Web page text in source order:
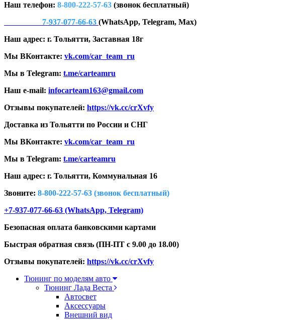
Наш телефон: 8-800-222-57-63 (звонок бесплатный)
7-937-077-66-63 (WhatsApp, Telegram, Max)
Наш адрес: г. Тольятти, Заставная 18г
Мы ВКонтакте: vk.com/car_team_ru
Мы в Telegram: t.me/carteamru
Наш e-mail: infocarteam163@gmail.com
Отзывы покупателей: https://vk.cc/crXvfy
Доставка из Тольятти по России и СНГ
Мы ВКонтакте: vk.com/car_team_ru
Мы в Telegram: t.me/carteamru
Наш адрес: г. Тольятти, Коммунальная 16
Звоните: 8-800-222-57-63 (звонок бесплатный)
+7-937-077-66-63 (WhatsApp, Telegram)
Безопасная оплата банковскими картами
Быстрая обратная связь (ПН-ПТ с 9.00 до 18.00)
Отзывы покупателей: https://vk.cc/crXvfy
Тюнинг по моделям авто
Тюнинг Лада Веста
Автосвет
Аксессуары
Внешний вид